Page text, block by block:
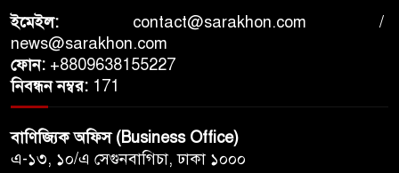
ইমেইল: contact@sarakhon.com /
news@sarakhon.com
ফোন: +8809638155227
নিবন্ধন নম্বর: 171
বাণিজ্যিক অফিস (Business Office)
এ-১৩, ১০/এ সেগুনবাগিচা, ঢাকা ১০০০